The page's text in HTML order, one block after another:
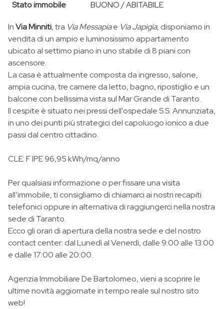
Stato immobile
BUONO / ABITABILE
InVia Minniti, tra Via Messapiae Via Japigia, disponiamo in
vendita di un ampio e luminosissimo appartamento
ubicato al settimo piano in uno stabile di 8 piani con
ascensore.
La casa è attualmente composta da ingresso, salone,
ampia cucina, tre camere da letto, bagno, ripostiglio e un
balcone con bellissima vista sul Mar Grande di Taranto.
Il cespite è situato nei pressi dell'ospedale S.S. Annunziata,
in uno dei punti più strategici del capoluogo ionico a due
passi dal centro cittadino.
CLE: F IPE 96,95 kWh/mq/anno
Per qualsiasi informazione o per fissare una visita
all’immobile, ti consigliamo di chiamarci ai nostri recapiti
telefonici oppure in alternativa di raggiungerci nella nostra
sede di Taranto.
Ecco gli orari di apertura della nostra sede e del nostro
contact center: dal Lunedì al Venerdì, dalle 9:00 alle 13:00
e dalle 17:00 alle 20:00.
Agenzia Immobiliare De Bartolomeo, vieni a scoprire le
ultime novità aggiornate in tempo reale sul nostro sito
web!